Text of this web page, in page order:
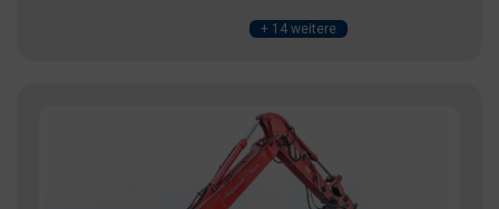
+ 14 weitere